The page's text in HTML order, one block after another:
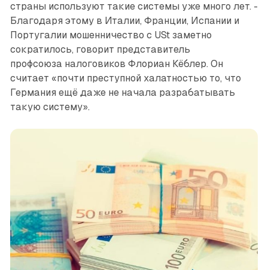
страны используют такие системы уже много лет. ­
Благодаря этому в Италии, Франции, Испании и
Португалии мошенничество с USt заметно
сократилось, говорит представитель ­
профсоюза налоговиков Флориан Кёблер. Он
считает «почти преступной халатностью то, что
Германия ещё даже не начала разрабатывать
такую систему».